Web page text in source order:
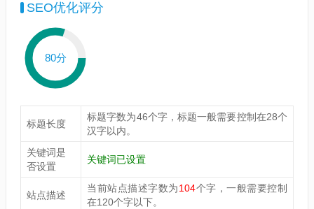
SEO优化评分
80分
标题长度
标题字数为46个字，标题一般需要控制在28个
汉字以内。
关键词是
否设置
关键词已设置
站点描述
当前站点描述字数为104个字，一般需要控制
在120个字以下。